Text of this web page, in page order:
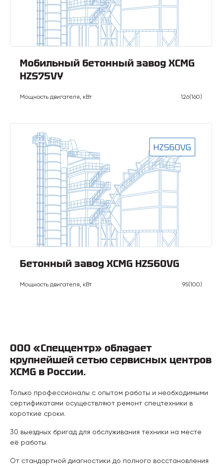
Мобильный бетонный завод XCMG
HZS75VY
Мощность двигателя, кВт 126(160)
Бетонный завод XCMG HZS60VG
Мощность двигателя, кВт 95(100)
ООО «Спеццентр» обладает
крупнейшей сетью сервисных центров
XCMG в России.
Только профессионалы с опытом работы и необходимыми
сертификатами осуществляют ремонт спецтехники в
короткие сроки.
30 выездных бригад для обслуживания техники на месте
её работы.
От стандартной диагностики до полного восстановления